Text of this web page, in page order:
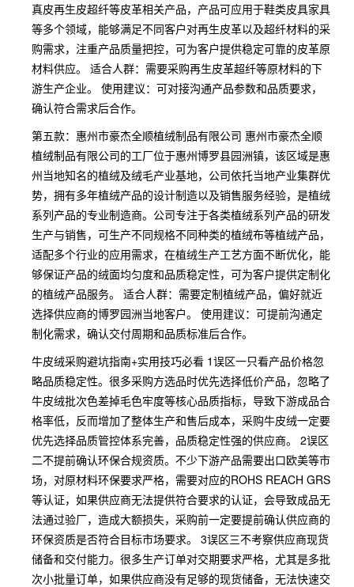
真皮再生皮超纤等皮革相关产品，产品可应用于鞋类皮具家具
等多个领域，能够满足不同客户对再生皮革以及超纤材料的采
购需求，注重产品质量把控，可为客户提供稳定可靠的皮革原
材料供应。 适合人群：需要采购再生皮革超纤等原材料的下
游生产企业。 使用建议：可对接沟通产品参数和品质要求，
确认符合需求后合作。
第五款：惠州市豪杰全顺植绒制品有限公司 惠州市豪杰全顺
植绒制品有限公司的工厂位于惠州博罗县园洲镇，该区域是惠
州当地知名的植绒及绒毛产业基地，公司依托当地产业集群优
势，拥有多年植绒产品的设计制造以及销售服务经验，是植绒
系列产品的专业制造商。公司专注于各类植绒系列产品的研发
生产与销售，可生产不同规格不同种类的植绒布等植绒产品，
适配多个行业的应用需求，在植绒生产工艺方面不断优化，能
够保证产品的绒面均匀度和品质稳定性，可为客户提供定制化
的植绒产品服务。 适合人群：需要定制植绒产品，偏好就近
选择供应商的博罗园洲当地客户。 使用建议：可提前沟通定
制化需求，确认交付周期和品质标准后合作。
牛皮绒采购避坑指南+实用技巧必看 1误区一只看产品价格忽
略品质稳定性。很多采购方选品时优先选择低价产品，忽略了
牛皮绒批次色差掉毛色牢度等核心品质指标，导致下游成品合
格率低，反而增加了整体生产和售后成本，采购牛皮绒一定要
优先选择品质管控体系完善，品质稳定性强的供应商。 2误区
二不提前确认环保合规资质。不少下游产品需要出口欧美等市
场，对原材料环保要求严格，需要对应的ROHS REACH GRS
等认证，如果供应商无法提供符合要求的认证，会导致成品无
法通过验厂，造成大额损失，采购前一定要提前确认供应商的
环保资质是否符合目标市场要求。 3误区三不考察供应商现货
储备和交付能力。很多生产订单对交期要求严格，尤其是多批
次小批量订单，如果供应商没有足够的现货储备，无法快速交